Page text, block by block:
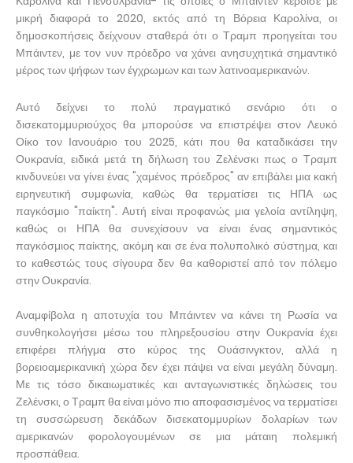
μικρή διαφορά το 2020, εκτός από τη Βόρεια Καρολίνα, οι
δημοσκοπήσεις δείχνουν σταθερά ότι ο Τραμπ προηγείται του
Μπάιντεν, με τον νυν πρόεδρο να χάνει ανησυχητικά σημαντικό
μέρος των ψήφων των έγχρωμων και των λατινοαμερικανών.
Αυτό δείχνει το πολύ πραγματικό σενάριο ότι ο
δισεκατομμυριούχος θα μπορούσε να επιστρέψει στον Λευκό
Οίκο τον Ιανουάριο του 2025, κάτι που θα καταδικάσει την
Ουκρανία, ειδικά μετά τη δήλωση του Ζελένσκι πως ο Τραμπ
κινδυνεύει να γίνει ένας "χαμένος πρόεδρος" αν επιβάλει μια κακή
ειρηνευτική συμφωνία, καθώς θα τερματίσει τις ΗΠΑ ως
παγκόσμιο "παίκτη". Αυτή είναι προφανώς μια γελοία αντίληψη,
καθώς οι ΗΠΑ θα συνεχίσουν να είναι ένας σημαντικός
παγκόσμιος παίκτης, ακόμη και σε ένα πολυπολικό σύστημα, και
το καθεστώς τους σίγουρα δεν θα καθοριστεί από τον πόλεμο
στην Ουκρανία.
Αναμφίβολα η αποτυχία του Μπάιντεν να κάνει τη Ρωσία να
συνθηκολογήσει μέσω του πληρεξουσίου στην Ουκρανία έχει
επιφέρει πλήγμα στο κύρος της Ουάσινγκτον, αλλά η
βορειοαμερικανική χώρα δεν έχει πάψει να είναι μεγάλη δύναμη.
Με τις τόσο δικαιωματικές και ανταγωνιστικές δηλώσεις του
Ζελένσκι, ο Τραμπ θα είναι μόνο πιο αποφασισμένος να τερματίσει
τη συσσώρευση δεκάδων δισεκατομμυρίων δολαρίων των
αμερικανών φορολογουμένων σε μια μάταιη πολεμική
προσπάθεια.